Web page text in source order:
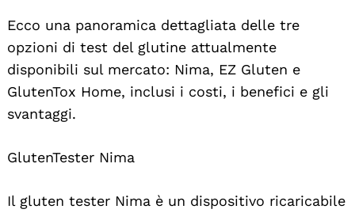
Ecco una panoramica dettagliata delle tre
opzioni di test del glutine attualmente
disponibili sul mercato: Nima, EZ Gluten e
GlutenTox Home, inclusi i costi, i benefici e gli
svantaggi.
GlutenTester Nima
Il gluten tester Nima è un dispositivo ricaricabile